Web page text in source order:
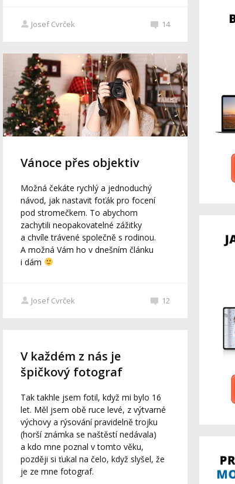
Josef Cvrček 14
Vánoce přes objektiv
Možná čekáte rychlý a jednoduchý
návod, jak nastavit foťák pro focení
pod stromečkem. To abychom
zachytili neopakovatelné zážitky
a chvíle trávené společně s rodinou.
A možná Vám ho v dnešním článku
i dám
Josef Cvrček 12
V každém z nás je
špičkový fotograf
Tak takhle jsem fotil, když mi bylo 16
let. Měl jsem obě ruce levé, z výtvarné
výchovy a rýsování pravidelně trojku
(horší známka se naštěstí nedávala)
a kdo mne poznal v tomto věku,
později si ťukal na čelo, když slyšel, že
je ze mne fotograf.